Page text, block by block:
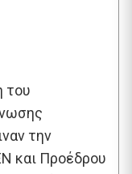
του
την
και Προέδρου